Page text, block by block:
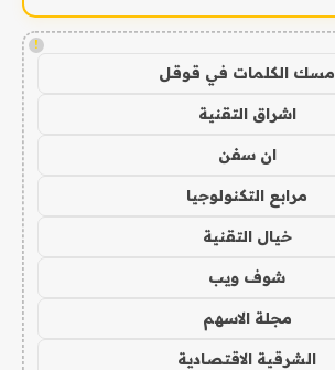
!
مسك الكلمات في قوقل
اشراق التقنية
ان سفن
مرابع التكنولوجيا
خيال التقنية
شوف ويب
مجلة الاسهم
الشرقية الاقتصادية